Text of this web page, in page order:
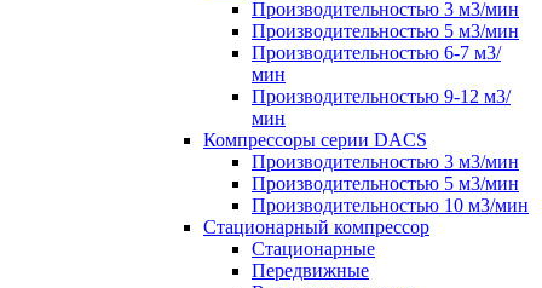
Производительностью 3 м3/мин
Производительностью 5 м3/мин
Производительностью 6-7 м3/
мин
Производительностью 9-12 м3/
мин
Компрессоры серии DACS
Производительностью 3 м3/мин
Производительностью 5 м3/мин
Производительностью 10 м3/мин
Стационарный компрессор
Стационарные
Передвижные